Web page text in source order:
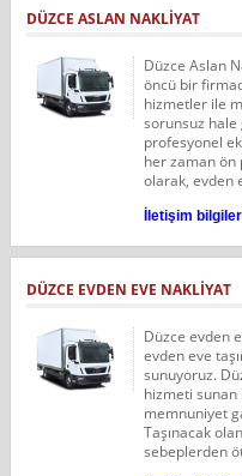
DÜZCE ASLAN NAKLIYAT
Düzce Aslan
öncü bir
hizmetler ile
sorunsuz
profesyonel
her zaman ön
olarak, evden
İletişim
DÜZCE EVDEN EVE NAKLIYAT
Düzce evden
evden eve
sunuyoruz.
hizmeti
memnuniyet
Taşınacak
sebeplerden